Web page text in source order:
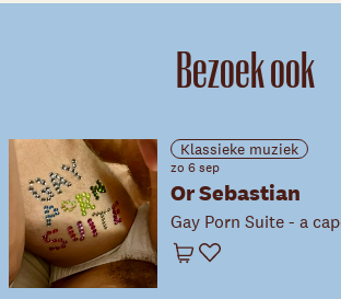
Bezoek ook
Klassieke muziek
zo 6 sep
Or Sebastian
Gay Porn Suite - a
Winkelwagen
Favoriet